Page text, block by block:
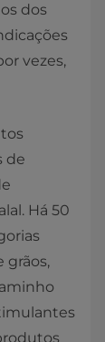
dos
vezes,
de
Há 50
grãos,